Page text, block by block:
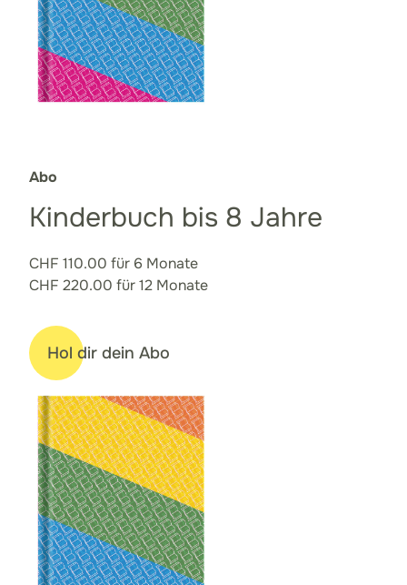
Abo
Kinderbuch bis 8 Jahre
CHF 110.00 für 6 Monate
CHF 220.00 für 12 Monate
Hol dir dein Abo